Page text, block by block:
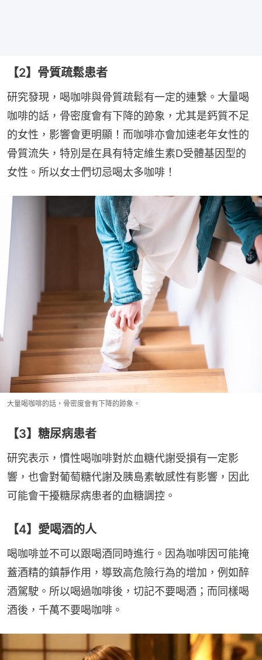
【2】骨質疏鬆患者
研究發現，喝咖啡與骨質疏鬆有一定的連繫。大量喝
咖啡的話，骨密度會有下降的跡象，尤其是鈣質不足
的女性，影響會更明顯！而咖啡亦會加速老年女性的
骨質流失，特別是在具有特定維生素D受體基因型的
女性。所以女士們切忌喝太多咖啡！
大量喝咖啡的話，骨密度會有下降的跡象。
【3】糖尿病患者
研究表示，慣性喝咖啡對於血糖代謝受損有一定影
響，也會對葡萄糖代謝及胰島素敏感性有影響，因此
可能會干擾糖尿病患者的血糖調控。
【4】愛喝酒的人
喝咖啡並不可以跟喝酒同時進行。因為咖啡因可能掩
蓋酒精的鎮靜作用，導致高危險行為的增加，例如醉
酒駕駛。所以喝過咖啡後，切記不要喝酒；而同樣喝
酒後，千萬不要喝咖啡。